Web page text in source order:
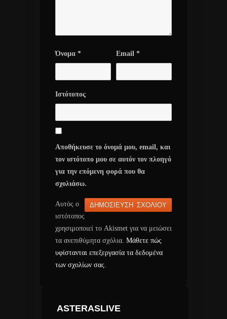
Όνομα * Email *
Ιστότοπος
Αποθήκευσε το όνομά μου, email, και
τον ιστότοπο μου σε αυτόν τον πλοηγό
για την επόμενη φορά που θα
σχολιάσω.
Αυτός ο
ιστότοπος
χρησιμοποιεί το Akismet για να μειώσει
τα ανεπιθύμητα σχόλια. Μάθετε πώς
υφίστανται επεξεργασία τα δεδομένα
των σχολίων σας.
ASTERASLIVE